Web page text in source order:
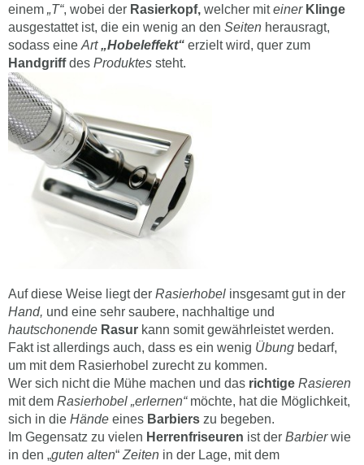
einem „T“, wobei der Rasierkopf, welcher miteiner Klinge
ausgestattet ist, die ein wenig an den Seiten herausragt,
sodass eine Art„Hobeleffekt“ erzielt wird, quer zum
Handgriffdes Produktes steht.
Auf diese Weise liegt der Rasierhobel insgesamt gut in der
Hand, und eine sehr saubere, nachhaltige und
hautschonende Rasur kann somit gewährleistet werden.
Fakt ist allerdings auch, dass es ein wenig Übung bedarf,
um mit dem Rasierhobel zurecht zu kommen.
Wer sich nicht die Mühe machen und das richtige Rasieren
mit dem Rasierhobel „erlernen“möchte, hat die Möglichkeit,
sich in die Hände eines Barbiers zu begeben.
Im Gegensatz zu vielen Herrenfriseuren ist der Barbierwie
in den „guten alten“ Zeiten in der Lage, mit dem